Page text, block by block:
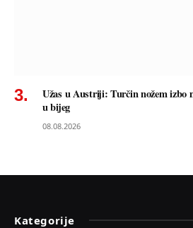
Užas u Austriji: Turčin nožem izbo
u bijeg
08.08.2026
Kategorije